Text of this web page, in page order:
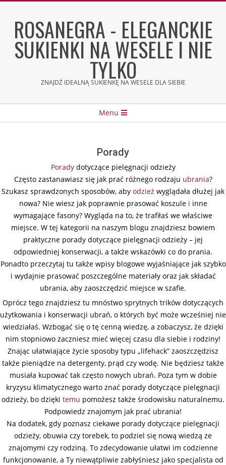
contentROSANEGRA - ELEGANCKIE
SUKIENKI NA WESELE I NIE
TYLKO
ZNAJDŹ IDEALNĄ SUKIENKĘ NA WESELE DLA SIEBIE
Menu
Porady
Poradydotyczące pielęgnacji odzieży
Często zastanawiasz się jak prać różnego rodzaju ubrania?
Szukasz sprawdzonych sposobów, aby odzież wyglądała dłużej jak
nowa? Nie wiesz jak poprawnie prasować koszule i inne
wymagające fasony? Wygląda na to, że trafiłaś we właściwe
miejsce. W tej kategorii na naszym blogu znajdziesz bowiem
praktyczne porady dotyczące pielęgnacji odzieży – jej
odpowiedniej konserwacji, a także wskazówki co do prania.
Ponadto przeczytaj tu także wpisy blogowe wyjaśniające jak szybko
i wydajnie prasować poszczególne materiały oraz jak składać
ubrania, aby zaoszczędzić miejsce w szafie.
Oprócz tego znajdziesz tu mnóstwo sprytnych trików dotyczących
użytkowania i konserwacji ubrań, o których być może wcześniej nie
wiedziałaś. Wzbogać się o tę cenną wiedzę, a zobaczysz, że dzięki
nim stopniowo zaczniesz mieć więcej czasu dla siebie i rodziny!
Znając ułatwiające życie sposoby typu „lifehack” zaoszczędzisz
także pieniądze na detergenty, prąd czy wodę. Nie będziesz także
musiała kupować tak często nowych ubrań. Poza tym w dobie
kryzysu klimatycznego warto znać porady dotyczące pielęgnacji
odzieży, bo dzięki temu pomożesz także środowisku naturalnemu.
Podpowiedz znajomym jak prać ubrania!
Na dodatek, gdy poznasz ciekawe porady dotyczące pielęgnacji
odzieży, obuwia czy torebek, to podziel się nową wiedzą ze
znajomymi czy rodziną. To zdecydowanie ułatwi im codzienne
funkcjonowanie, a Ty niewątpliwie zabłyśniesz jako specjalista od